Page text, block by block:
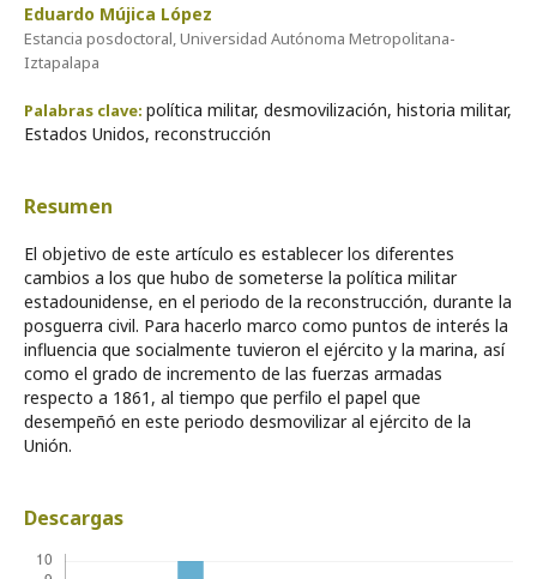
Eduardo Mújica López
Estancia posdoctoral, Universidad Autónoma Metropolitana-
Iztapalapa
Palabras clave: política militar, desmovilización, historia militar,
Estados Unidos, reconstrucción
Resumen
El objetivo de este artículo es establecer los diferentes
cambios a los que hubo de someterse la política militar
estadounidense, en el periodo de la reconstrucción, durante la
posguerra civil. Para hacerlo marco como puntos de interés la
influencia que socialmente tuvieron el ejército y la marina, así
como el grado de incremento de las fuerzas armadas
respecto a 1861, al tiempo que perfilo el papel que
desempeñó en este periodo desmovilizar al ejército de la
Unión.
Descargas